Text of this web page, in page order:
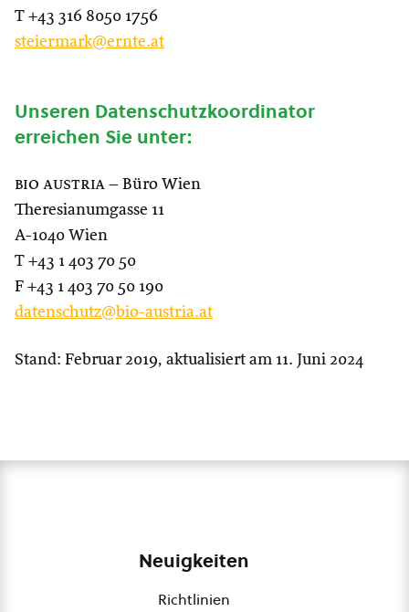
T +43 316 8050 1756
steiermark@ernte.at
Unseren Datenschutzkoordinator
erreichen Sie unter:
bio austria – Büro Wien
Theresianumgasse 11
A-1040 Wien
T +43 1 403 70 50
F +43 1 403 70 50 190
datenschutz@bio-austria.at
Stand: Februar 2019, aktualisiert am 11. Juni 2024
Neuigkeiten
Richtlinien